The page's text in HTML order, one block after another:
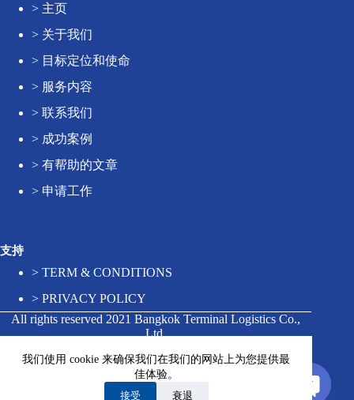
我们使用 cookie 来确保我们在我们的网站上为您提供最
佳体验。
接受 衰退
> 主页
> 关于我们
> 目标定位和使命
> 服务内容
> 联系我们
> 成功案例
> 有帮助的文章
> 申请工作
支持
> TERM & CONDITIONS
> PRIVACY POLICY
All rights reserved 2021 Bangkok Terminal Logistics Co.,
Ltd.